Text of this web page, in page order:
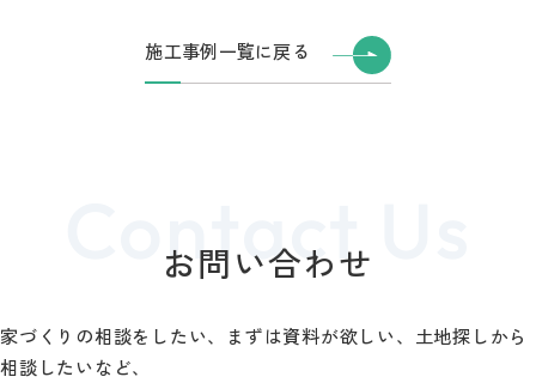
施工事例一覧に戻る
お問い合わせ
家づくりの相談をしたい、まずは資料が欲しい、土地探しから
相談したいなど、